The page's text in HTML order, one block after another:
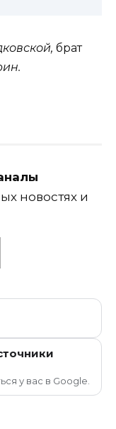
брат
новостях и
у вас в Google.